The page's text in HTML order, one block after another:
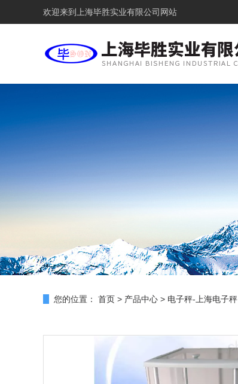
欢迎来到 上海毕胜实业有限公司网站
您的位置： 首页 > 产品中心 > 电子秤-上海电子秤